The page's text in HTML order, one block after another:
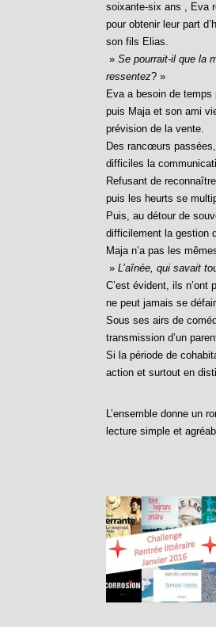
soixante-six ans , Eva
pour obtenir leur part
son fils Elias.
»Se pourrait-il que la
ressentez? »
Eva a besoin de
puis Maja et son ami
prévision de la vente.
Des rancœurs
difficiles la
Refusant de
puis les heurts se
Puis, au détour de
difficilement la gestion
Maja n’a pas les
»L’aînée, qui savait
C’est évident, ils
ne peut jamais se
Sous ses airs de
transmission d’un
Si la période de
action et surtout en
L’ensemble donne un
lecture simple et